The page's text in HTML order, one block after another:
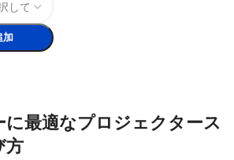
加
最適なプロジェクタース
方